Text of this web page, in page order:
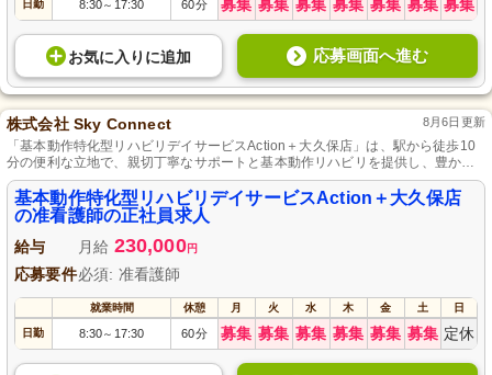
日勤 8:30～ 17:30 60分 募集 募集 募集 募集 募集 募集 募集
お気に入り に追加 応募画面へ進む
株式会社 Sky Connect 8月6日更新
「基本動作特化型リハビリデイサービスAction＋大久保店」は、駅から徒歩10
分の便利な立地で、親切丁寧なサポートと基本動作リハビリを提供し、豊かな
未来づくりをお手伝いします。
基本動作特化型リハビリデイサービスAction＋大久保店
の准看護師の正社員求人
給与 月給 230,000円
応募要件必須: 准看護師
就業時間 休憩 月 火 水 木 金 土 日
日勤 8:30～ 17:30 60分 募集 募集 募集 募集 募集 募集 定休